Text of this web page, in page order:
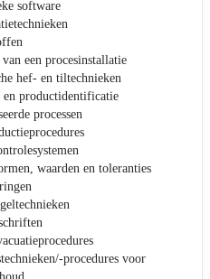
software
een procesinstallatie
hef- en tiltechnieken
productidentificatie
processen
waarden en toleranties
procedures voor